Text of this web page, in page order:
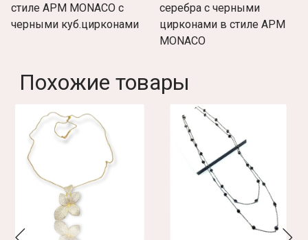
стиле APM MONACO с
черными куб.цирконами
серебра с черными
цирконами в стиле APM
MONACO
Похожие товары